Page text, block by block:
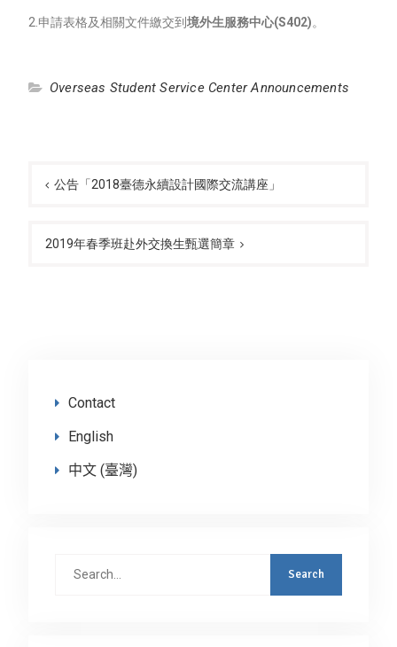
2.申請表格及相關文件繳交到 境外生服務中心(S402)。
Overseas Student Service Center Announcements
navigation
公告「2018臺德永續設計國際交流講座」
2019年春季班赴外交換生甄選簡章
Contact
English
中文 (臺灣)